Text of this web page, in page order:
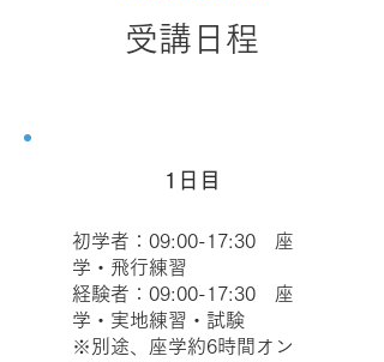
受講日程
1日目
初学者：09:00-17:30 座
学・飛行練習
経験者：09:00-17:30 座
学・実地練習・試験
※別途、座学約6時間オン